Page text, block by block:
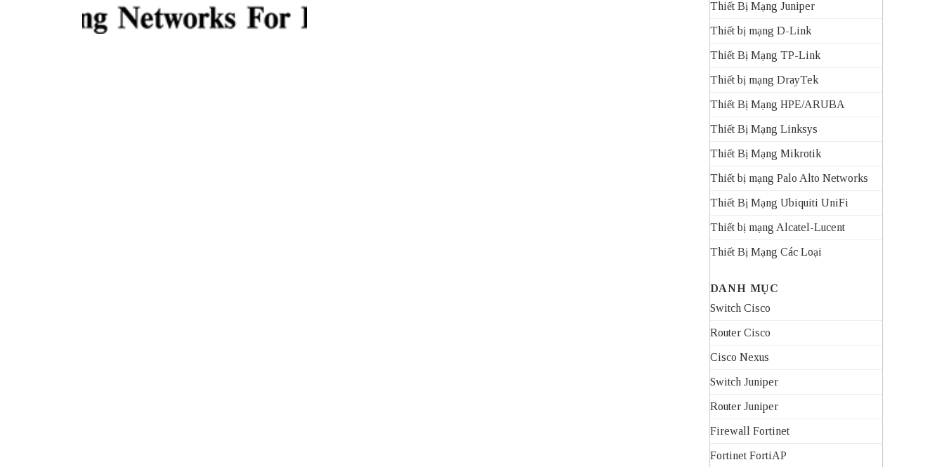
Thiết Bị Mạng Juniper
Thiết bị mạng D-Link
Thiết Bị Mạng TP-Link
Thiết bị mạng DrayTek
Thiết Bị Mạng HPE/ARUBA
Thiết Bị Mạng Linksys
Thiết Bị Mạng Mikrotik
Thiết bị mạng Palo Alto Networks
Thiết Bị Mạng Ubiquiti UniFi
Thiết bị mạng Alcatel-Lucent
Thiết Bị Mạng Các Loại
DANH MỤC
Switch Cisco
Router Cisco
Cisco Nexus
Switch Juniper
Router Juniper
Firewall Fortinet
Fortinet FortiAP